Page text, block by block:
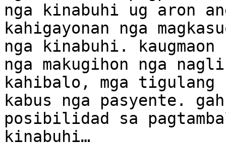
nga kinabuhi ug aron
kahigayonan nga
nga kinabuhi.
nga makugihon nga
kahibalo, mga tigulang
kabus nga pasyente.
posibilidad sa
kinabuhi…